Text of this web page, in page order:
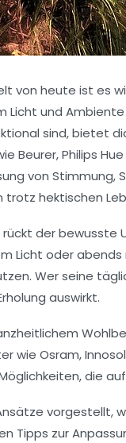
von heute ist es
Licht und
sind, bietet
Beurer, Philips
von Stimmung,
hektischen
der bewusste
Licht oder
Wer seine
auswirkt.
wie Osram,
die
vorgestellt,
Tipps zur